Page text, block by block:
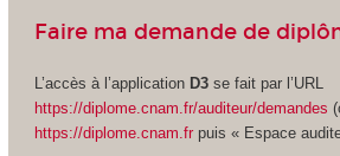
Faire ma demande de
L’accès à l’application D3se fait par l’URL
https://diplome.cnam.fr/auditeur/demandes
https://diplome.cnam.frpuis « Espace